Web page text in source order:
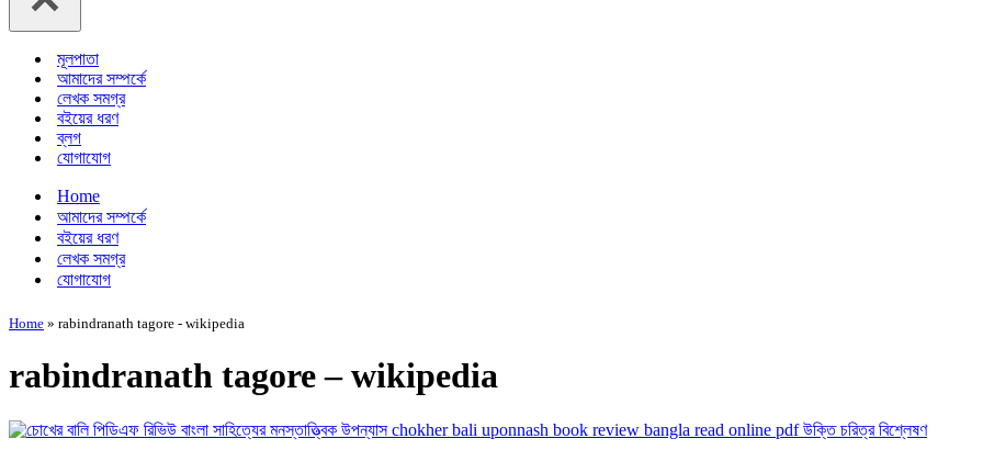
মূলপাতা
আমাদের সম্পর্কে
লেখক সমগ্র
বইয়ের ধরণ
ব্লগ
যোগাযোগ
Home
আমাদের সম্পর্কে
বইয়ের ধরণ
লেখক সমগ্র
যোগাযোগ
Home » rabindranath tagore - wikipedia
rabindranath tagore – wikipedia